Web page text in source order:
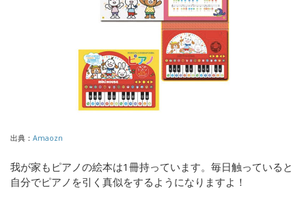
出典： Amaozn
我が家もピアノの絵本は1冊持っています。毎日触っていると
自分でピアノを引く真似をするようになりますよ！